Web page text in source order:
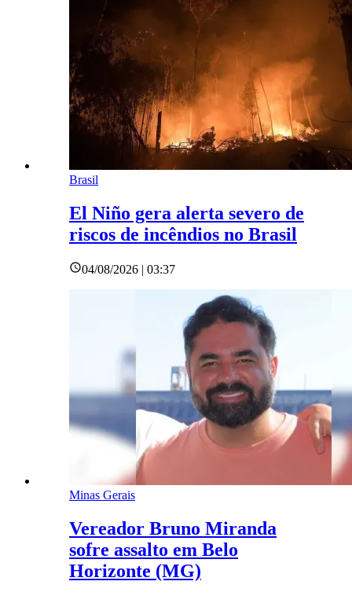
Brasil
El Niño gera alerta severo de
riscos de incêndios no Brasil
04/08/2026 | 03:37
Minas Gerais
Vereador Bruno Miranda
sofre assalto em Belo
Horizonte (MG)